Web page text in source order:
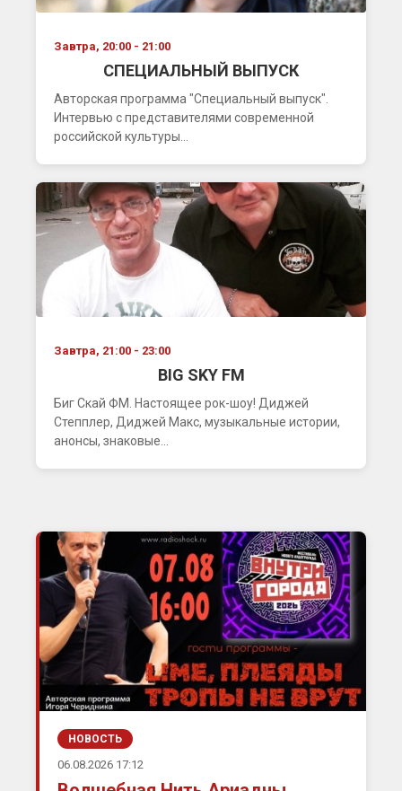
Завтра, 20:00 - 21:00
СПЕЦИАЛЬНЫЙ ВЫПУСК
Авторская программа "Специальный выпуск".
Интервью с представителями современной
российской культуры...
Завтра, 21:00 - 23:00
BIG SKY FM
Биг Скай ФМ. Настоящее рок-шоу! Диджей
Степплер, Диджей Макс, музыкальные истории,
анонсы, знаковые...
НОВОСТЬ
06.08.2026 17:12